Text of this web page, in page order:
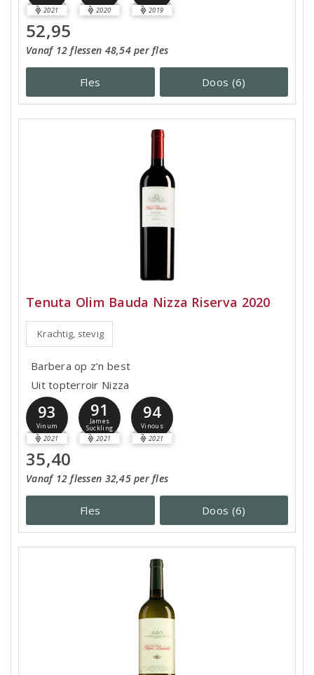
2021 2020 2019
52,95
Vanaf 12 flessen 48,54 per fles
Fles Doos (6)
Tenuta Olim Bauda Nizza Riserva 2020
Krachtig, stevig
Barbera op z’n best
Uit topterroir Nizza
93
Vinum
2021
91
James
Suckling
2021
94
Vinous
2021
35,40
Vanaf 12 flessen 32,45 per fles
Fles Doos (6)